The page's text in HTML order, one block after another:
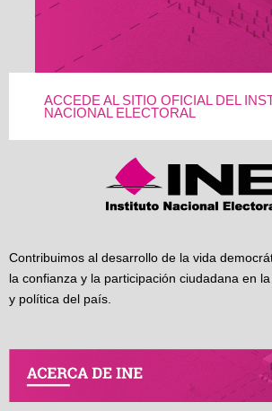
ACCEDE AL SITIO OFICIAL DEL
NACIONAL ELECTORAL
Contribuimos al desarrollo de la vida
la confianza y la participación ciudadana en
y política del país.